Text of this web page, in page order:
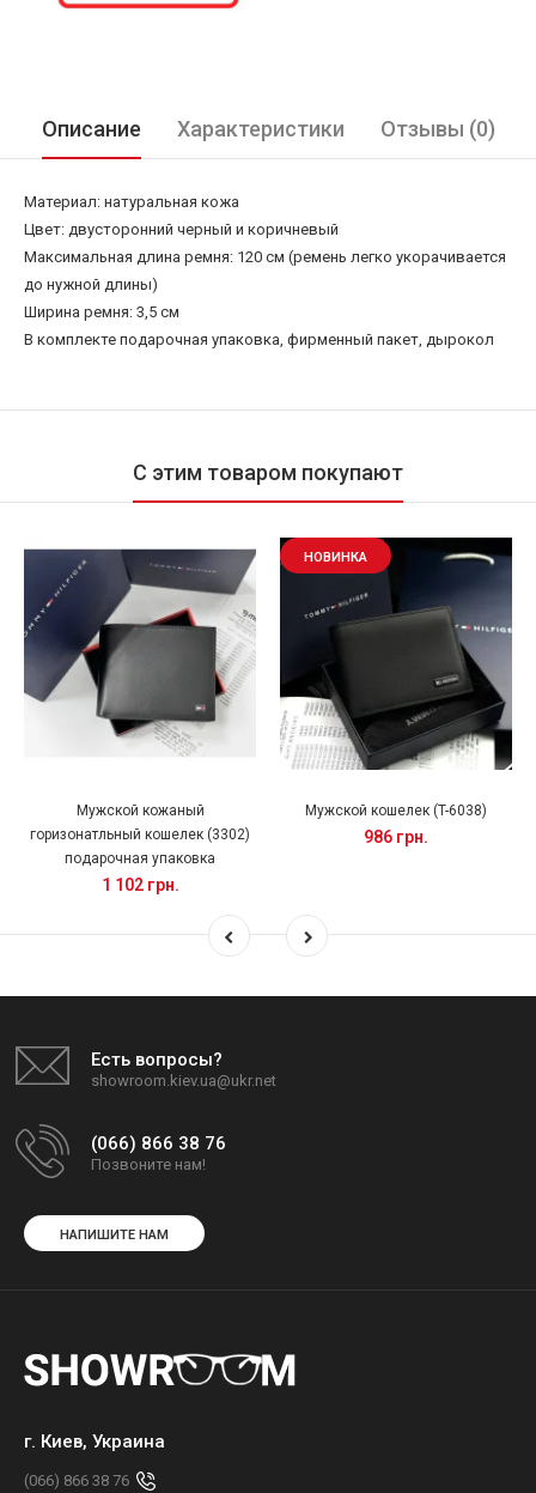
Описание Характеристики Отзывы (0)
Материал: натуральная кожа
Цвет: двусторонний черный и коричневый
Максимальная длина ремня: 120 см (ремень легко укорачивается
до нужной длины)
Ширина ремня: 3,5 см
В комплекте подарочная упаковка, фирменный пакет, дырокол
С этим товаром покупают
Мужской кожаный
горизонатльный кошелек (3302)
подарочная упаковка
1 102 грн.
НОВИНКА
Мужской кошелек (T-6038)
986 грн.
Есть вопросы?
showroom.kiev.ua@ukr.net
(066) 866 38 76
Позвоните нам!
НАПИШИТЕ НАМ
г. Киев, Украина
(066) 866 38 76